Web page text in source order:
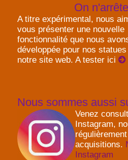
On
A titre expérimental, nous
vous présenter une nouvelle
fonctionnalité que nous
développée pour nos
notre site web. A tester ici
Nous sommes aussi
Venez
Instagram,
acquisitions.
Instagram